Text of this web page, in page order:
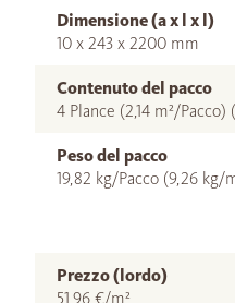
Dimensione (a x l x l)
10 x 243 x 2200 mm
Contenuto del pacco
4 Plance (2,14 m²/Pacco)
Peso del pacco
19,82 kg/Pacco (9,26 kg/
Prezzo (lordo)
51,96 €/m²